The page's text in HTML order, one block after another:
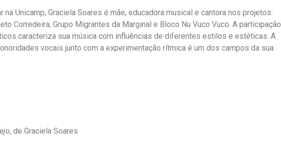
na Unicamp, Graciela Soares é mãe, educadora musical e cantora nos projetos:
Corredeira, Grupo Migrantes da Marginal e Bloco Nu Vuco Vuco. A participação
caracteriza sua música com influências de diferentes estilos e estéticas. A
vocais junto com a experimentação rítmica é um dos campos da sua
, de Graciela Soares